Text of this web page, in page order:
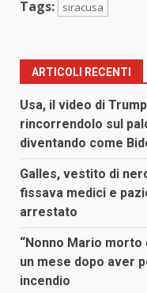
Tags: siracusa
ARTICOLI RECENTI
Usa, il video di
rincorrendolo sul
diventando come
Galles, vestito di
fissava medici e
arrestato
“Nonno Mario morto
un mese dopo aver
incendio